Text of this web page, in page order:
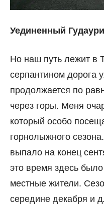
Уединенный Гудаури
Но наш путь лежит в
серпантином дорога
продолжается по
через горы. Меня
который особо
горнолыжного
выпало на конец
это время здесь
местные жители.
середине декабря и